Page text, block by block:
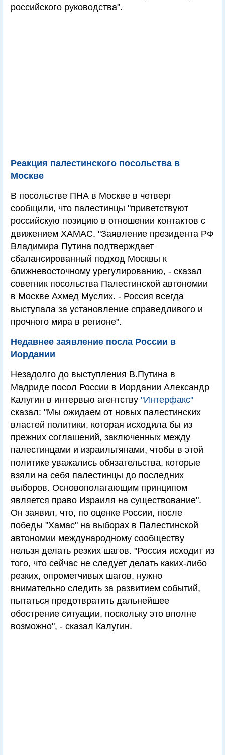
российского руководства".
Реакция палестинского посольства в
Москве
В посольстве ПНА в Москве в четверг
сообщили, что палестинцы "приветствуют
российскую позицию в отношении контактов с
движением ХАМАС. "Заявление президента РФ
Владимира Путина подтверждает
сбалансированный подход Москвы к
ближневосточному урегулированию, - сказал
советник посольства Палестинской автономии
в Москве Ахмед Муслих. - Россия всегда
выступала за установление справедливого и
прочного мира в регионе".
Недавнее заявление посла России в
Иордании
Незадолго до выступления В.Путина в
Мадриде посол России в Иордании Александр
Калугин в интервью агентству "Интерфакс"
сказал: "Мы ожидаем от новых палестинских
властей политики, которая исходила бы из
прежних соглашений, заключенных между
палестинцами и израильтянами, чтобы в этой
политике уважались обязательства, которые
взяли на себя палестинцы до последних
выборов. Основополагающим принципом
является право Израиля на существование".
Он заявил, что, по оценке России, после
победы "Хамас" на выборах в Палестинской
автономии международному сообществу
нельзя делать резких шагов. "Россия исходит из
того, что сейчас не следует делать каких-либо
резких, опрометчивых шагов, нужно
внимательно следить за развитием событий,
пытаться предотвратить дальнейшее
обострение ситуации, поскольку это вполне
возможно", - сказал Калугин.